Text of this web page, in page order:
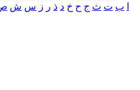
ب ت ث ج ح خ د ذ ر ز س ش